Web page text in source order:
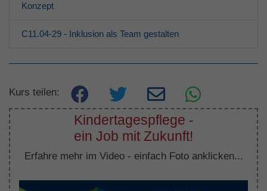
Konzept
C11.04-29 - Inklusion als Team gestalten
Kurs teilen:
Kindertagespflege -
ein Job mit Zukunft!
Erfahre mehr im Video - einfach Foto anklicken...